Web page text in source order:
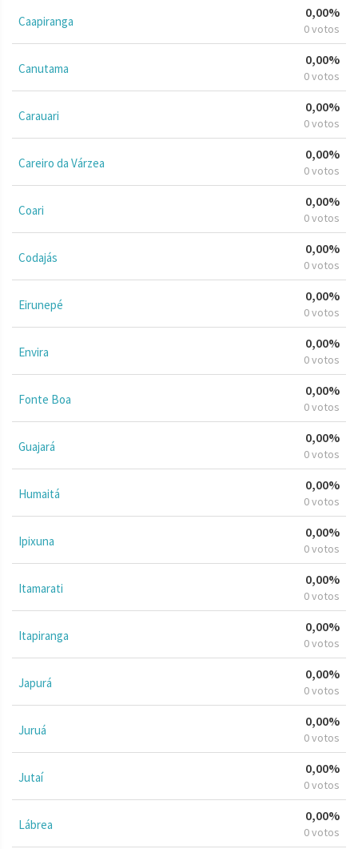
Caapiranga
0,00%
0 votos
Canutama
0,00%
0 votos
Carauari
0,00%
0 votos
Careiro da Várzea
0,00%
0 votos
Coari
0,00%
0 votos
Codajás
0,00%
0 votos
Eirunepé
0,00%
0 votos
Envira
0,00%
0 votos
Fonte Boa
0,00%
0 votos
Guajará
0,00%
0 votos
Humaitá
0,00%
0 votos
Ipixuna
0,00%
0 votos
Itamarati
0,00%
0 votos
Itapiranga
0,00%
0 votos
Japurá
0,00%
0 votos
Juruá
0,00%
0 votos
Jutaí
0,00%
0 votos
Lábrea
0,00%
0 votos